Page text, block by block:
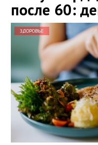
после 60:
ЗДОРОВЬЕ